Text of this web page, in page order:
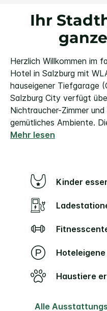
Ihr
Herzlich Willkommen im
Hotel in Salzburg mit
hauseigener Tiefgarage
Salzburg City verfügt
Nichtraucher-Zimmer
gemütliches Ambiente.
Mehr lesen
Kinder
Haustiere
Alle